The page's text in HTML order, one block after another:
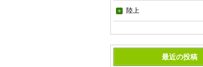
陸上
最近の投稿